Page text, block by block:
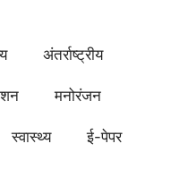
अंतर्राष्ट्रीय
मनोरंजन
स्वास्थ्य ई-पेपर